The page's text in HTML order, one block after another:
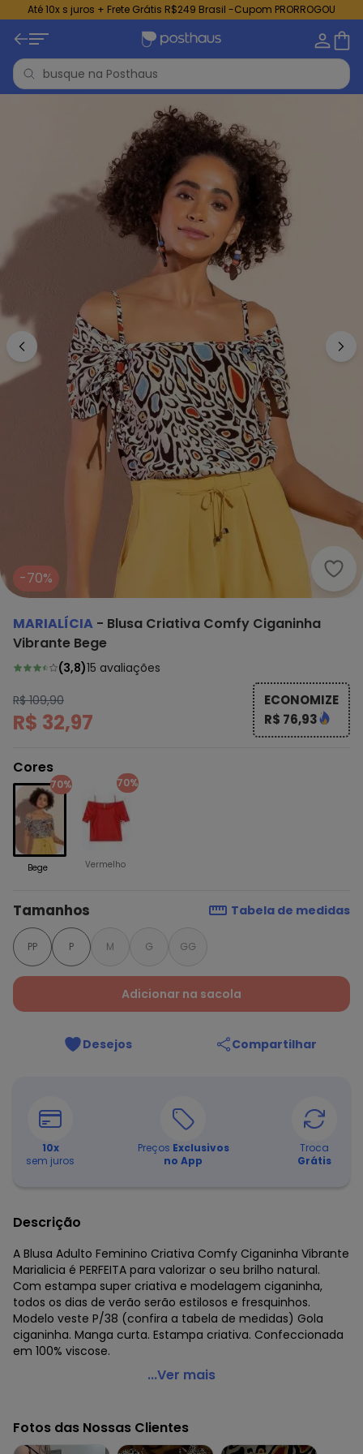
Até 10x s juros + Frete Grátis R$249 Brasil -Cupom PRORROGOU
-70%
MARIALÍCIA - Blusa Criativa Comfy Ciganinha
Vibrante Bege
(3,8)15 avaliações
R$ 109,90
R$ 32,97
ECONOMIZE
R$ 76,93
Cores
70%
Bege
70%
Vermelho
Tamanhos Tabela de medidas
PP P M G GG
Adicionar na sacola
Desejos Compartilhar
10x
sem juros
Preços Exclusivos
no App
Troca
Grátis
Descrição
A Blusa Adulto Feminino Criativa Comfy Ciganinha Vibrante
Marialicia é PERFEITA para valorizar o seu brilho natural.
Com estampa super criativa e modelagem ciganinha,
todos os dias de verão serão estilosos e fresquinhos.
Modelo veste P/38 (confira a tabela de medidas) Gola
ciganinha. Manga curta. Estampa criativa. Confeccionada
em 100% viscose.
Marialícia - Blusa Criativa Comfy Ciganinha Vibrante
Código do produto: 6809776
Modelagem: Ampla
...Ver mais
Fotos das Nossas Clientes